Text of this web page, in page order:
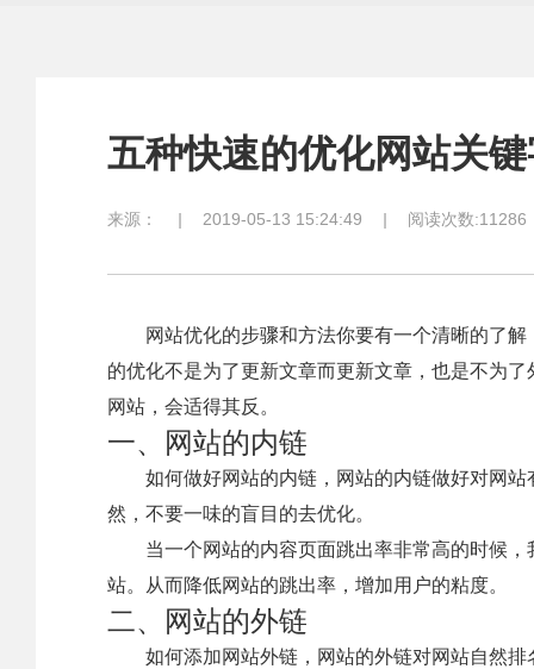
五种快速的优化网站关
来源： | 2019-05-13 15:24:49 | 阅读次数:11286
网站优化的步骤和方法你要有一个清晰的了解
的优化不是为了更新文章而更新文章，也是不为
网站，会适得其反。
一、网站的内链
如何做好网站的内链，网站的内链做好对网站
然，不要一味的盲目的去优化。
当一个网站的内容页面跳出率非常高的时候，
站。从而降低网站的跳出率，增加用户的粘度。
二、网站的外链
如何添加网站外链，网站的外链对网站自然排